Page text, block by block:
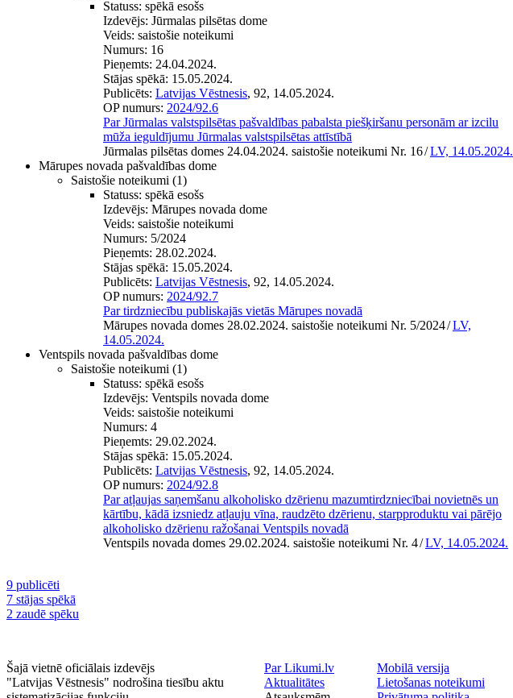
Statuss: spēkā esošs
Izdevējs: Jūrmalas pilsētas dome
Veids: saistošie noteikumi
Numurs: 16
Pieņemts: 24.04.2024.
Stājas spēkā: 15.05.2024.
Publicēts: Latvijas Vēstnesis, 92, 14.05.2024.
OP numurs: 2024/92.6
Par Jūrmalas valstspilsētas pašvaldības pabalsta piešķiršanu personām ar izcilu
mūža ieguldījumu Jūrmalas valstspilsētas attīstībā
Jūrmalas pilsētas domes 24.04.2024. saistošie noteikumi Nr. 16/LV, 14.05.2024.
Mārupes novada pašvaldības dome
Saistošie noteikumi (1)
Statuss: spēkā esošs
Izdevējs: Mārupes novada dome
Veids: saistošie noteikumi
Numurs: 5/2024
Pieņemts: 28.02.2024.
Stājas spēkā: 15.05.2024.
Publicēts: Latvijas Vēstnesis, 92, 14.05.2024.
OP numurs: 2024/92.7
Par tirdzniecību publiskajās vietās Mārupes novadā
Mārupes novada domes 28.02.2024. saistošie noteikumi Nr. 5/2024/LV,
14.05.2024.
Ventspils novada pašvaldības dome
Saistošie noteikumi (1)
Statuss: spēkā esošs
Izdevējs: Ventspils novada dome
Veids: saistošie noteikumi
Numurs: 4
Pieņemts: 29.02.2024.
Stājas spēkā: 15.05.2024.
Publicēts: Latvijas Vēstnesis, 92, 14.05.2024.
OP numurs: 2024/92.8
Par atļaujas saņemšanu alkoholisko dzērienu mazumtirdzniecībai novietnēs un
kārtību, kādā izsniedz atļauju vīna, raudzēto dzērienu, starpproduktu vai pārējo
alkoholisko dzērienu ražošanai Ventspils novadā
Ventspils novada domes 29.02.2024. saistošie noteikumi Nr. 4/LV, 14.05.2024.
9 publicēti
7 stājas spēkā
2 zaudē spēku
Šajā vietnē oficiālais izdevējs
"Latvijas Vēstnesis" nodrošina tiesību aktu
Par Likumi.lv
Aktualitātes
Mobilā versija
Lietošanas noteikumi